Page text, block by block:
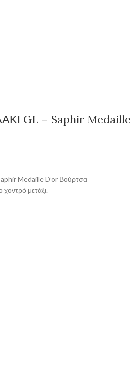
GL – Saphir Medaille
Medaille D’or Βούρτσα
μετάξι.